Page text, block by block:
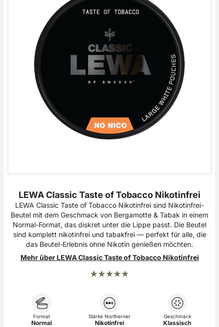
LEWA Classic Taste of Tobacco Nikotinfrei
LEWA Classic Taste of Tobacco Nikotinfrei sind Nikotinfrei-
Beutel mit dem Geschmack von Bergamotte & Tabak in einem
Normal-Format, das diskret unter die Lippe passt. Die Beutel
sind komplett nikotinfrei und tabakfrei — perfekt für alle, die
das Beutel-Erlebnis ohne Nikotin genießen möchten.
Mehr über LEWA Classic Taste of Tobacco Nikotinfrei
Format
Normal
Stärke Northerner
Nikotinfrei
Geschmack
Klassisch